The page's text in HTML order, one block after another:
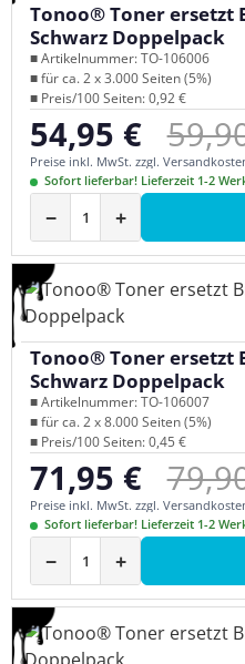
Tonoo® Toner ersetzt
Schwarz Doppelpack
■ Artikelnummer: TO-106006
■ für ca. 2 x 3.000 Seiten (5%)
■ Preis/100 Seiten: 0,92 €
Verkaufspreis:
54,95 €
Preise inkl. MwSt. zzgl.
Sofort lieferbar! Lieferzeit 1-2
− +
Tonoo® Toner ersetzt
Schwarz Doppelpack
■ Artikelnummer: TO-106007
■ für ca. 2 x 8.000 Seiten (5%)
■ Preis/100 Seiten: 0,45 €
Verkaufspreis:
71,95 €
Preise inkl. MwSt. zzgl.
Sofort lieferbar! Lieferzeit 1-2
− +